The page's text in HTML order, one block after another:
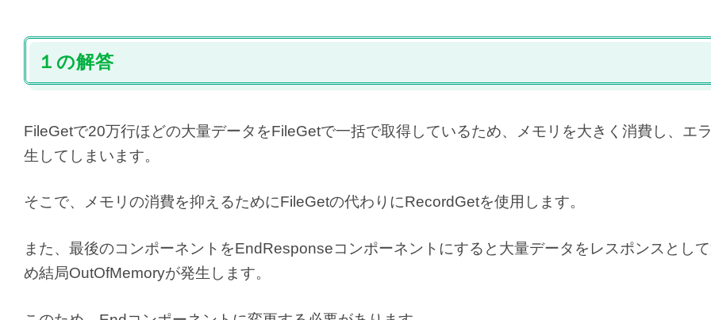
１の解答
FileGetで20万行ほどの大量データをFileGetで一括で取得しているため、メモリを大きく消費し、エ
生してしまいます。
そこで、メモリの消費を抑えるためにFileGetの代わりにRecordGetを使用します。
また、最後のコンポーネントをEndResponseコンポーネントにすると大量データをレスポンスとし
め結局OutOfMemoryが発生します。